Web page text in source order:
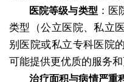
医院等级与类型 ：
类型（公立医院、私立
别医院或私立专科医院
可能提供更优质的服务和
治疗面积与病情严重